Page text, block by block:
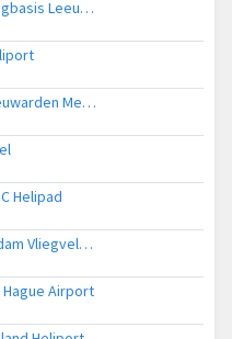
Ambulancehelikopter naar Vliegbasis Leeuwarden
Ambulancehelikopter naar Leeuwarden Medical Center Heliport
Helipad
Politiehelikopter naar Amsterdam Vliegveld Schiphol
Airport